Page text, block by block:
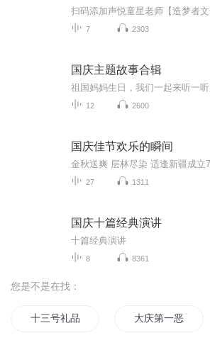
7 2303
国庆主题故事合辑
12 2600
国庆佳节欢乐的瞬间
27 1311
国庆十篇经典演讲
十篇经典演讲
8 8361
您是不是在找：
十三号礼品店 大庆第一恶